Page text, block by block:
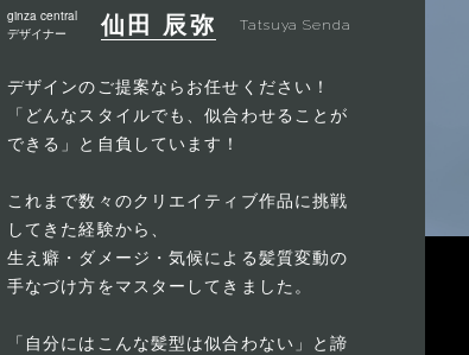
ginza central
デザイナー
仙田 辰弥 Tatsuya Senda
デザインのご提案ならお任せください！
「どんなスタイルでも、似合わせることが
できる」と自負しています！
これまで数々のクリエイティブ作品に挑戦
してきた経験から、
生え癖・ダメージ・気候による髪質変動の
手なづけ方をマスターしてきました。
「自分にはこんな髪型は似合わない」と諦